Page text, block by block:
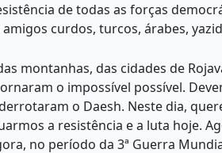
de todas as forças
curdos, turcos, árabes,
montanhas, das cidades de
o impossível possível.
o Daesh. Neste dia,
a resistência e a luta hoje.
no período da 3ª Guerra